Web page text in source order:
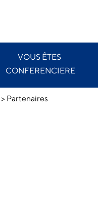
VOUS ÊTES
CONFERENCIERE
> Partenaires